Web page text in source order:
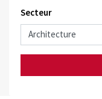
Secteur